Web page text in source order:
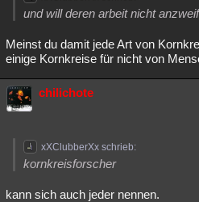
Musik Clash Verbesserungen
Übersichten
Lesenswert
und will deren arbeit nicht
Meinst du damit jede Art von
einige Kornkreise für nicht von
chilichote
xXClubberXx schrieb:
kornkreisforscher
kann sich auch jeder nennen.